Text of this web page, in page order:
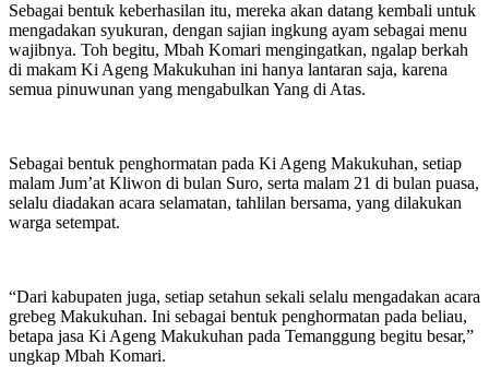
Sebagai bentuk keberhasilan itu, mereka akan datang kembali untuk
mengadakan syukuran, dengan sajian ingkung ayam sebagai menu
wajibnya. Toh begitu, Mbah Komari mengingatkan, ngalap berkah
di makam Ki Ageng Makukuhan ini hanya lantaran saja, karena
semua pinuwunan yang mengabulkan Yang di Atas.
Sebagai bentuk penghormatan pada Ki Ageng Makukuhan, setiap
malam Jum’at Kliwon di bulan Suro, serta malam 21 di bulan puasa,
selalu diadakan acara selamatan, tahlilan bersama, yang dilakukan
warga setempat.
“Dari kabupaten juga, setiap setahun sekali selalu mengadakan acara
grebeg Makukuhan. Ini sebagai bentuk penghormatan pada beliau,
betapa jasa Ki Ageng Makukuhan pada Temanggung begitu besar,”
ungkap Mbah Komari.